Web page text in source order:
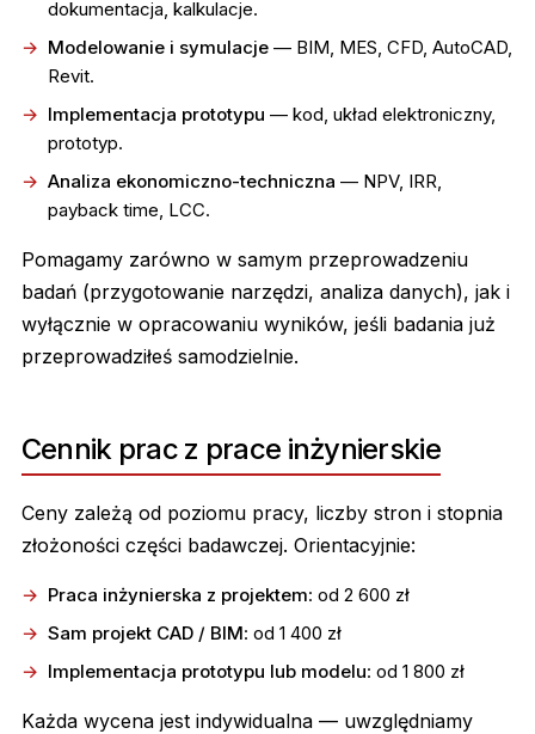
dokumentacja, kalkulacje.
Modelowanie i symulacje— BIM, MES, CFD, AutoCAD,
Revit.
Implementacja prototypu — kod, układ elektroniczny,
prototyp.
Analiza ekonomiczno-techniczna — NPV, IRR,
payback time, LCC.
Pomagamy zarówno w samym przeprowadzeniu
badań (przygotowanie narzędzi, analiza danych), jak i
wyłącznie w opracowaniu wyników, jeśli badania już
przeprowadziłeś samodzielnie.
Cennik prac z prace inżynierskie
Ceny zależą od poziomu pracy, liczby stron i stopnia
złożoności części badawczej. Orientacyjnie:
Praca inżynierska z projektem: od 2 600 zł
Sam projekt CAD / BIM: od 1 400 zł
Implementacja prototypu lub modelu: od 1 800 zł
Każda wycena jest indywidualna — uwzględniamy